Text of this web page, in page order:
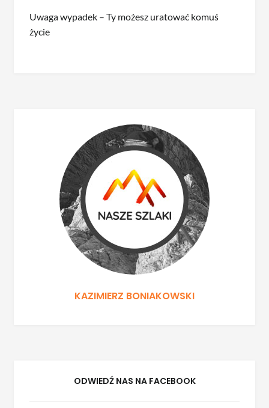
Uwaga wypadek – Ty możesz uratować komuś
życie
KAZIMIERZ BONIAKOWSKI
ODWIEDŹ NAS NA FACEBOOK